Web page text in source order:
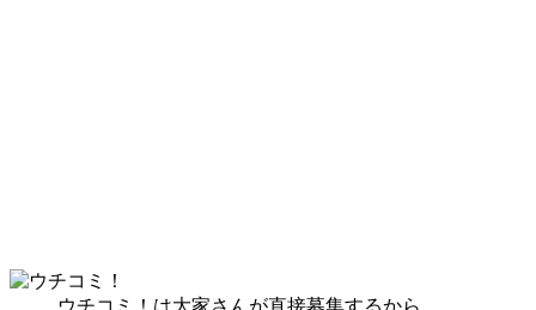
ウチコミ！は大家さんが直接募集するから